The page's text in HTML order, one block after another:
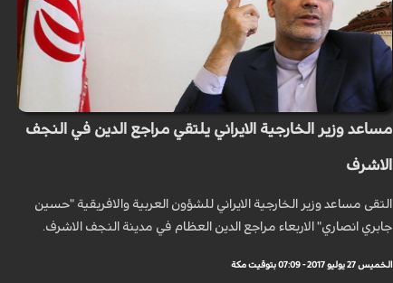
مساعد وزير الخارجية الايراني يلتقي مراجع الدين في النجف
الاشرف
التقى مساعد وزير الخارجية الايراني للشؤون العربية والافريقية "حسين
جابري انصاري" الاربعاء مراجع الدين العظام في مدينة النجف الاشرف.
الخميس 27 يوليو 2017 - 07:09 بتوقيت مكة